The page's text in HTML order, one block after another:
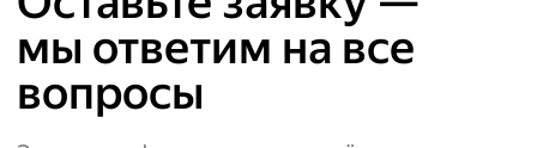
мы ответим на все
вопросы